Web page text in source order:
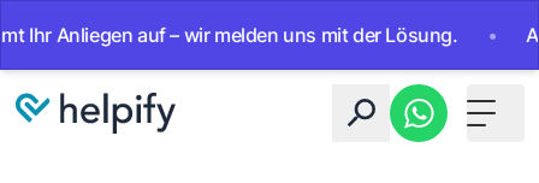
auf – wir melden uns mit der Lösung. • Ab
Toggle